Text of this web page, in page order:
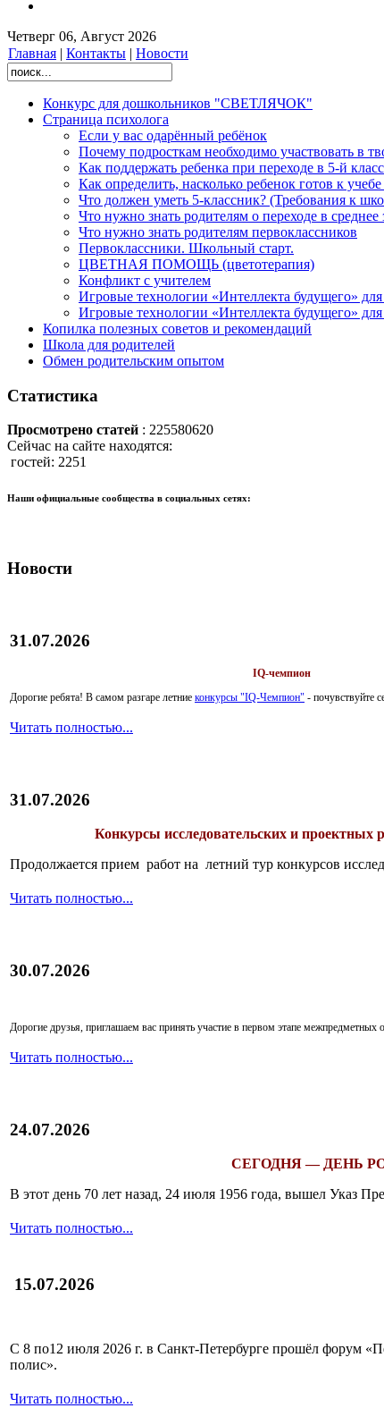
Четверг 06, Август 2026
Главная | Контакты | Новости
Конкурс для дошкольников "СВЕТЛЯЧОК"
Страница психолога
Если у вас одарённый ребёнок
Почему подросткам необходимо участвовать в
Как поддержать ребенка при переходе в 5-й класс
Как определить, насколько ребенок готов к
Что должен уметь 5-классник? (Требования к
Что нужно знать родителям о переходе в среднее
Что нужно знать родителям первоклассников
Первоклассники. Школьный старт.
ЦВЕТНАЯ ПОМОЩЬ (цветотерапия)
Конфликт с учителем
Игровые технологии «Интеллекта будущего»
Игровые технологии «Интеллекта будущего»
Копилка полезных советов и рекомендаций
Школа для родителей
Обмен родительским опытом
Статистика
Просмотрено статей : 225580620
Сейчас на сайте находятся:
гостей: 2251
Наши официальные сообщества в социальных сетях:
Новости
31.07.2026
IQ-чемпион
Дорогие ребята! В самом разгаре летние конкурсы "IQ-Чемпион" - почувствуйте
Читать полностью...
31.07.2026
Конкурсы исследовательских и проектных
Продолжается прием работ на летний тур конкурсов
Читать полностью...
30.07.2026
Дорогие друзья, приглашаем вас принять участие в первом этапе межпредметных
Читать полностью...
24.07.2026
СЕГОДНЯ — ДЕНЬ
В этот день 70 лет назад, 24 июля 1956 года, вышел Указ
Читать полностью...
15.07.2026
С 8 по12 июля 2026 г. в Санкт-Петербурге прошёл форум
полис».
Читать полностью...